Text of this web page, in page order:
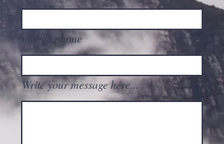
mobile phone
Write your message here...